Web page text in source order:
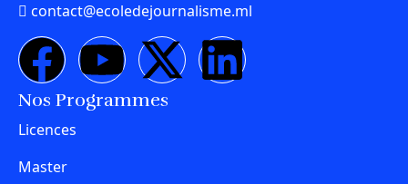
contact@ecoledejournalisme.ml
Nos Programmes
Licences
Master